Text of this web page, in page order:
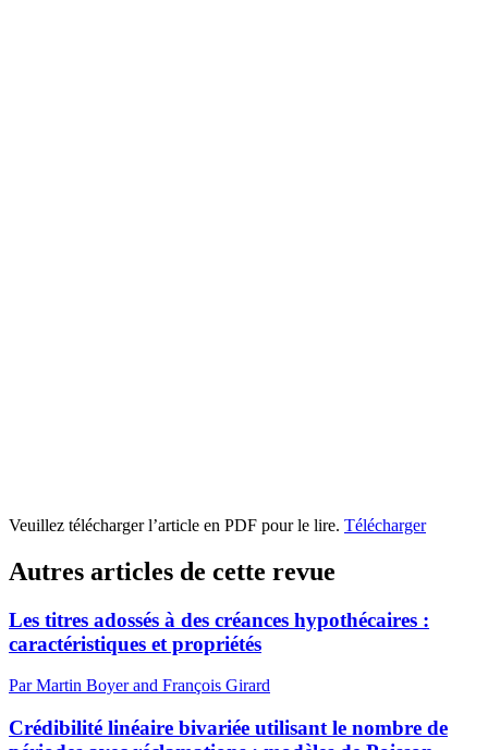
Veuillez télécharger l’article en PDF pour le lire. Télécharger
Autres articles de cette revue
Les titres adossés à des créances hypothécaires :
caractéristiques et propriétés
Par Martin Boyer and François Girard
Crédibilité linéaire bivariée utilisant le nombre de